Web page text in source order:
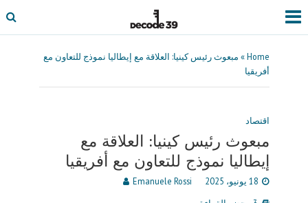
Home
» مبعوث رئيس كينيا: العلاقة مع إيطاليا نموذج للتعاون مع
أفريقيا
اقتصاد
مبعوث رئيس كينيا: العلاقة مع
إيطاليا نموذج للتعاون مع أفريقيا
18 يونيو، 2025
Emanuele Rossi